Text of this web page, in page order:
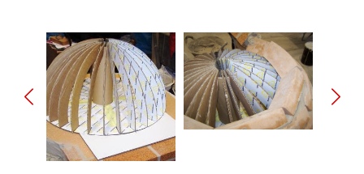
LLAMAR AHORA